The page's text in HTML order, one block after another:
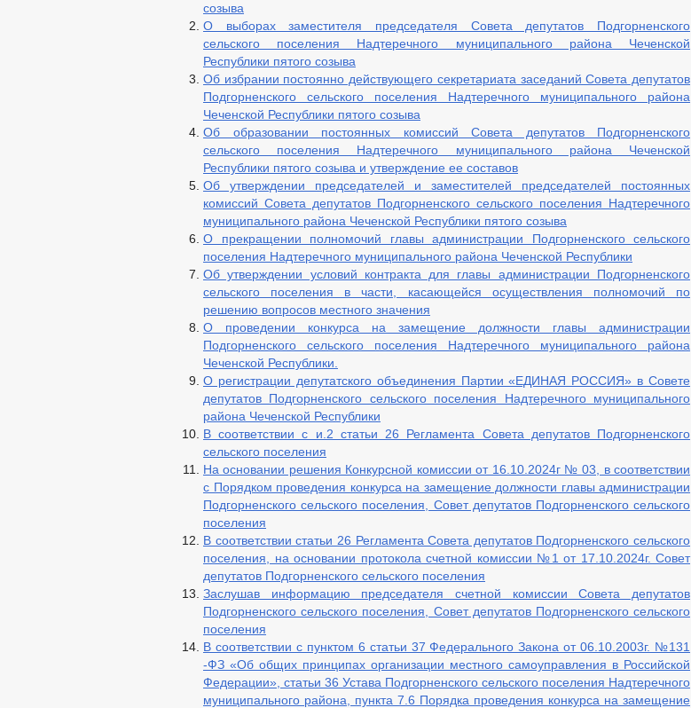
созыва
О выборах заместителя председателя Совета депутатов Подгорненского
сельского поселения Надтеречного муниципального района Чеченской
Республики пятого созыва
Об избрании постоянно действующего секретариата заседаний Совета депутатов
Подгорненского сельского поселения Надтеречного муниципального района
Чеченской Республики пятого созыва
Об образовании постоянных комиссий Совета депутатов Подгорненского
сельского поселения Надтеречного муниципального района Чеченской
Республики пятого созыва и утверждение ее составов
Об утверждении председателей и заместителей председателей постоянных
комиссий Совета депутатов Подгорненского сельского поселения Надтеречного
муниципального района Чеченской Республики пятого созыва
О прекращении полномочий главы администрации Подгорненского сельского
поселения Надтеречного муниципального района Чеченской Республики
Об утверждении условий контракта для главы администрации Подгорненского
сельского поселения в части, касающейся осуществления полномочий по
решению вопросов местного значения
О проведении конкурса на замещение должности главы администрации
Подгорненского сельского поселения Надтеречного муниципального района
Чеченской Республики.
О регистрации депутатского объединения Партии «ЕДИНАЯ РОССИЯ» в Совете
депутатов Подгорненского сельского поселения Надтеречного муниципального
района Чеченской Республики
В соответствии с и.2 статьи 26 Регламента Совета депутатов Подгорненского
сельского поселения
На основании решения Конкурсной комиссии от 16.10.2024г № 03, в соответствии
с Порядком проведения конкурса на замещение должности главы администрации
Подгорненского сельского поселения, Совет депутатов Подгорненского сельского
поселения
В соответствии статьи 26 Регламента Совета депутатов Подгорненского сельского
поселения, на основании протокола счетной комиссии №1 от 17.10.2024г. Совет
депутатов Подгорненского сельского поселения
Заслушав информацию председателя счетной комиссии Совета депутатов
Подгорненского сельского поселения, Совет депутатов Подгорненского сельского
поселения
В соответствии с пунктом 6 статьи 37 Федерального Закона от 06.10.2003г. №131
-ФЗ «Об общих принципах организации местного самоуправления в Российской
Федерации», статьи 36 Устава Подгорненского сельского поселения Надтеречного
муниципального района, пункта 7.6 Порядка проведения конкурса на замещение